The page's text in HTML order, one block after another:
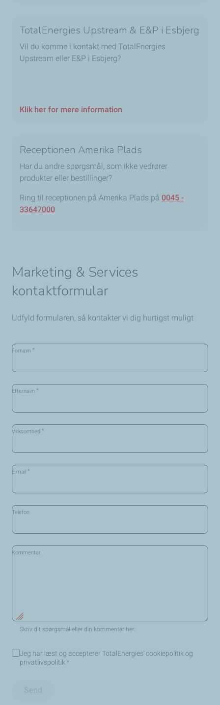
TotalEnergies Upstream & E&P i Esbjerg
Vil du komme i kontakt med TotalEnergies
Upstream eller E&P i Esbjerg?
Klik her for mere information
Receptionen Amerika Plads
Har du andre spørgsmål, som ikke vedrører
produkter eller bestillinger?
Ring til receptionen på Amerika Plads på 0045 -
33647000
Marketing & Services
kontaktformular
Udfyld formularen, så kontakter vi dig hurtigst muligt
Fornavn *
Efternavn *
Virksomhed *
E-mail *
Telefon
Kommentar
Skriv dit spørgsmål eller din kommentar her:
Jeg har læst og accepterer TotalEnergies’ cookiepolitik og
privatlivspolitik *
Send